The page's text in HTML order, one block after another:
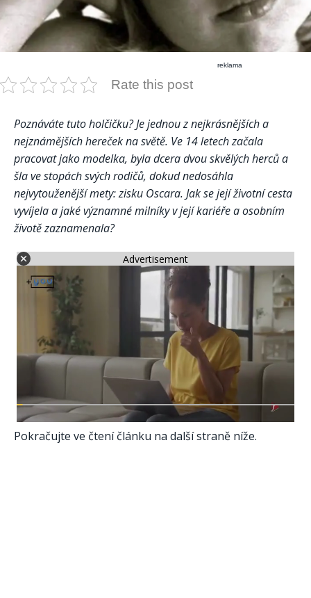
reklama
Rate this post
Poznáváte tuto holčičku? Je jednou z nejkrásnějších a
nejznámějších hereček na světě. Ve 14 letech začala
pracovat jako modelka, byla dcera dvou skvělých herců a
šla ve stopách svých rodičů, dokud nedosáhla
nejvytouženější mety: zisku Oscara. Jak se její životní cesta
vyvíjela a jaké významné milníky v její kariéře a osobním
životě zaznamenala?
Advertisement
Pokračujte ve čtení článku na další straně níže.